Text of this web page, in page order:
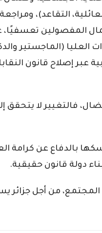
التقاعد)، ومراجعة
المفصولين تعسفيًا،
(الماجستير
عبر إصلاح قانون
فالتغيير لا يتحقق
بالدفاع عن كرامة
دولة قانون حقيقية.
من أجل جزائر